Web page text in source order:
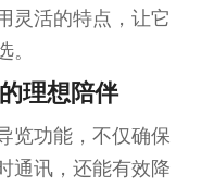
灵活的特点，让它
理想陪伴
览功能，不仅确保
通讯，还能有效降